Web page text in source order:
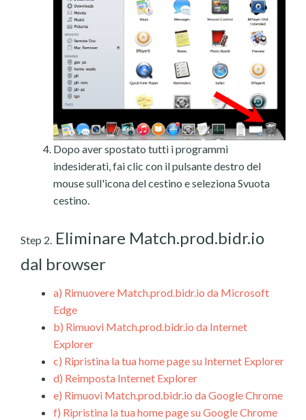
Dopo aver spostato tutti i programmi
indesiderati, fai clic con il pulsante destro del
mouse sull'icona del cestino e seleziona Svuota
cestino.
Step 2. Eliminare Match.prod.bidr.io
dal browser
a) Rimuovere Match.prod.bidr.io da Microsoft
Edge
b) Rimuovi Match.prod.bidr.io da Internet
Explorer
c) Ripristina la tua home page su Internet Explorer
d) Reimposta Internet Explorer
e) Rimuovi Match.prod.bidr.io da Google Chrome
f) Ripristina la tua home page su Google Chrome